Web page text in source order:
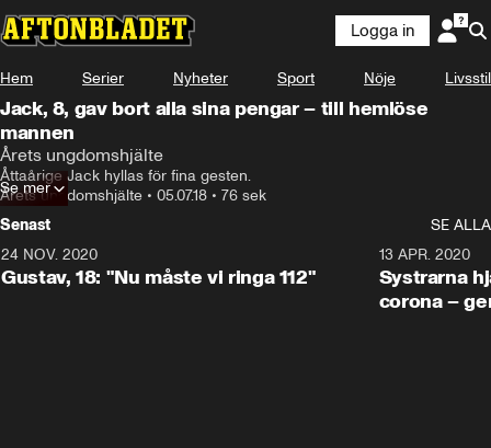
Logga in
Hem Serier Nyheter Sport Nöje Livsstil
Jack, 8, gav bort alla sina pengar – till hemlöse
mannen
Årets ungdomshjälte
Åttaårige Jack hyllas för fina gesten.
Årets ungdomshjälte • 05.07.18 • 76 sek
Se mer
Senast
SE ALLA
24 NOV. 2020
Gustav, 18: "Nu måste vi ringa 112"
13 APR. 2020
Systrarna
corona –